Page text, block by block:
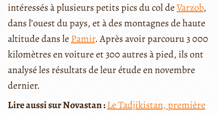
intéressés à plusieurs petits pics du col deVarzob,
dans l’ouest du pays, et à des montagnes de haute
altitude dans le Pamir. Après avoir parcouru 3 000
kilomètres en voiture et 300 autres à pied, ils ont
analysé les résultats de leur étude en novembre
dernier.
Lire aussi sur Novastan :Le Tadjikistan, première